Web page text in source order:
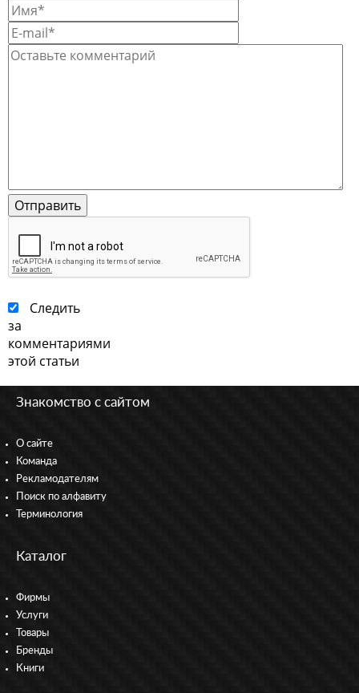
Следить
за
комментариями
этой статьи
Знакомство с сайтом
О сайте
Команда
Рекламодателям
Поиск по алфавиту
Терминология
Каталог
Фирмы
Услуги
Товары
Бренды
Книги